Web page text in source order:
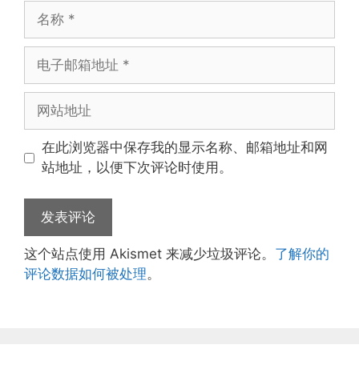
邮
址
址
在此浏览器中保存我的显示名称、邮箱地址和网
站地址，以便下次评论时使用。
这个站点使用 Akismet 来减少垃圾评论。 了解你的
评论数据如何被处理。